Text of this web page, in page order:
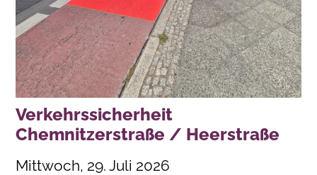
Verkehrssicherheit
Chemnitzerstraße / Heerstraße
Mittwoch, 29. Juli 2026